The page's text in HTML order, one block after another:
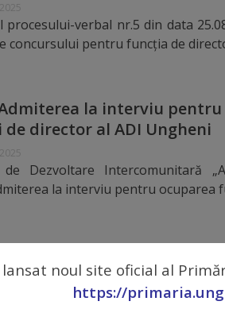
procesului-verbal nr.5 din data
concursului pentru funcția de
la interviu pentru
director al ADI Ungheni
de Dezvoltare Intercomunitară
la interviu pentru ocuparea
ADI Ungheni
noul site oficial al
https://